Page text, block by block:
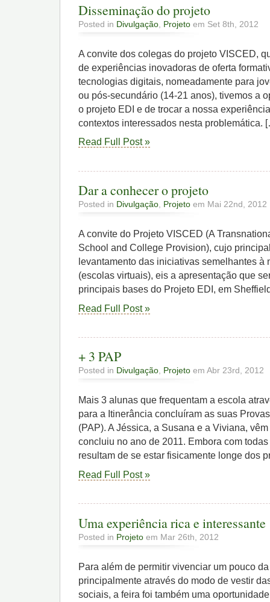
Disseminação do projeto
Posted in Divulgação Projeto em Set 8th, 2012
A convite dos colegas do projeto VISCED,
de experiências inovadoras de oferta
tecnologias digitais, nomeadamente para
ou pós-secundário (14-21 anos), tivemos a
o projeto EDI e de trocar a nossa
contextos interessados nesta problemática.
Read Full Post »
Dar a conhecer o projeto
Posted in Divulgação Projeto em Mai 22nd, 2012
A convite do Projeto VISCED (A
School and College Provision), cujo
levantamento das iniciativas semelhantes à
(escolas virtuais), eis a apresentação que
principais bases do Projeto EDI, em
Read Full Post »
+ 3 PAP
Posted in Divulgação, Projeto em Abr 23rd, 2012
Mais 3 alunas que frequentam a escola
para a Itinerância concluíram as suas
(PAP). A Jéssica, a Susana e a Viviana,
concluiu no ano de 2011. Embora com
resultam de se estar fisicamente longe dos
Read Full Post »
Uma experiência rica e interessante
Posted in Projeto em Mar 26th, 2012
Para além de permitir vivenciar um pouco
principalmente através do modo de vestir
sociais, a feira foi também uma